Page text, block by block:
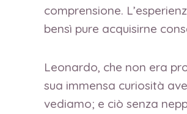
comprensione.
bensì pure acquisirne
Leonardo, che non era
sua immensa curiosità
vediamo; e ciò senza